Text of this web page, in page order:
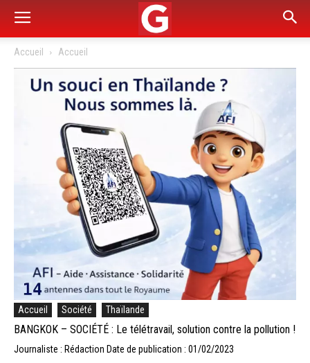
Accueil Accueil
Accueil Société Thaïlande
BANGKOK – SOCIÉTÉ : Le télétravail, solution contre la pollution !
Journaliste : Rédaction Date de publication : 01/02/2023